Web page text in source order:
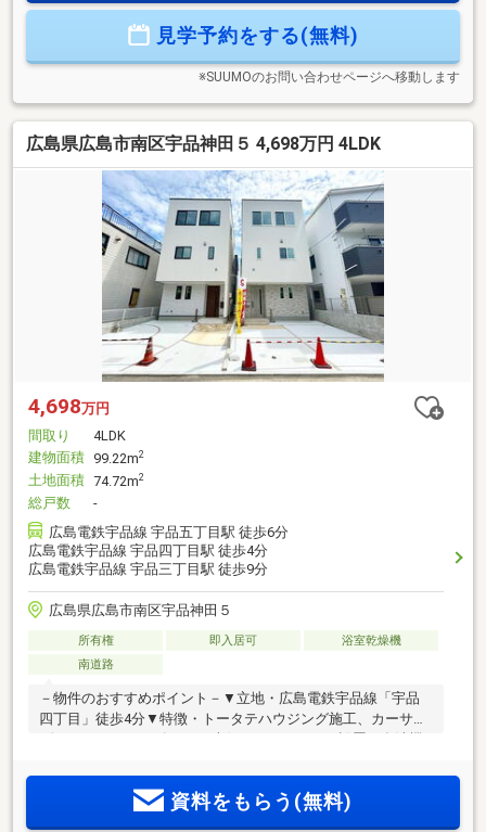
見学予約をする(無料)
※SUUMOのお問い合わせページへ移動します
広島県広島市南区宇品神田５ 4,698万円 4LDK
4,698万円
間取り
4LDK
建物面積 99.22m2
土地面積 74.72m2
総戸数
-
広島電鉄宇品線 宇品五丁目駅 徒歩6分
広島電鉄宇品線 宇品四丁目駅 徒歩4分
広島電鉄宇品線 宇品三丁目駅 徒歩9分
広島県広島市南区宇品神田５
所有権 即入居可
浴室乾燥機
南道路
－物件のおすすめポイント－▼立地・広島電鉄宇品線「宇品
四丁目」徒歩4分▼特徴・トータテハウジング施工、カーサ・
約6.7帖を独立配置・浴室は1616サイズ、浴室乾燥機付・並列
2台駐車可(車種による)▼周辺環境・広島市立宇品東小学校 徒
資料をもらう(無料)